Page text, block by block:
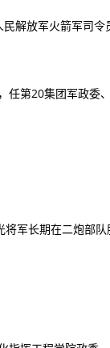
解放军火箭军司令
第20集团军政委
军长期在二炮部